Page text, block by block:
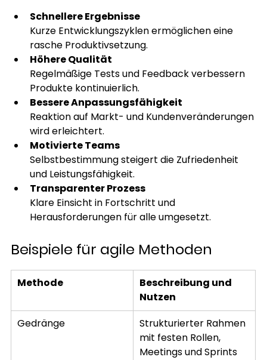
Schnellere Ergebnisse
Kurze Entwicklungszyklen ermöglichen eine
rasche Produktivsetzung.
Höhere Qualität
Regelmäßige Tests und Feedback verbessern
Produkte kontinuierlich.
Bessere Anpassungsfähigkeit
Reaktion auf Markt- und Kundenveränderungen
wird erleichtert.
Motivierte Teams
Selbstbestimmung steigert die Zufriedenheit
und Leistungsfähigkeit.
Transparenter Prozess
Klare Einsicht in Fortschritt und
Herausforderungen für alle umgesetzt.
Beispiele für agile Methoden
Methode
Beschreibung und
Nutzen
Gedränge
Strukturierter Rahmen
mit festen Rollen,
Meetings und Sprints